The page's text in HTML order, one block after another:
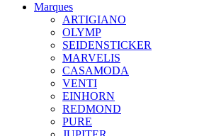
Marques
ARTIGIANO
OLYMP
SEIDENSTICKER
MARVELIS
CASAMODA
VENTI
EINHORN
REDMOND
PURE